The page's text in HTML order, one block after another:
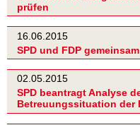
prüfen
16.06.2015
SPD und FDP
02.05.2015
SPD beantragt Analyse
Betreuungssituation der